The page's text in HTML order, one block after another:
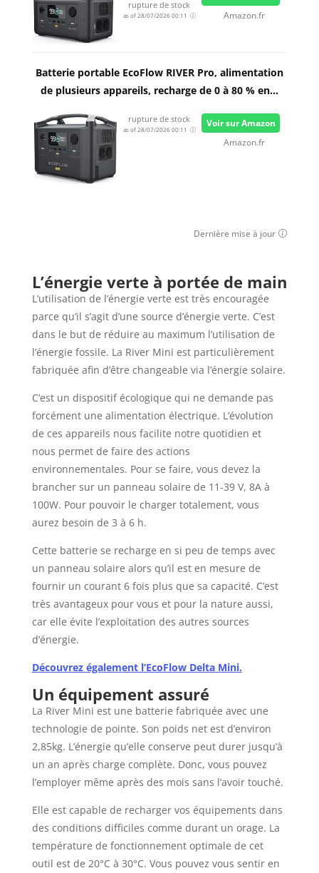
rupture de stock
as of 28/07/2026 00:11 Amazon.fr
Batterie portable EcoFlow RIVER Pro, alimentation
de plusieurs appareils, recharge de 0 à 80 % en...
rupture de stock
as of 28/07/2026 00:11
Voir sur Amazon
Amazon.fr
Dernière mise à jour
L’énergie verte à portée de main
L’utilisation de l’énergie verte est très encouragée
parce qu’il s’agit d’une source d’énergie verte. C’est
dans le but de réduire au maximum l’utilisation de
l’énergie fossile. La River Mini est particulièrement
fabriquée afin d’être changeable via l’énergie solaire.
C’est un dispositif écologique qui ne demande pas
forcément une alimentation électrique. L’évolution
de ces appareils nous facilite notre quotidien et
nous permet de faire des actions
environnementales. Pour se faire, vous devez la
brancher sur un panneau solaire de 11-39 V, 8A à
100W. Pour pouvoir le charger totalement, vous
aurez besoin de 3 à 6 h.
Cette batterie se recharge en si peu de temps avec
un panneau solaire alors qu’il est en mesure de
fournir un courant 6 fois plus que sa capacité. C’est
très avantageux pour vous et pour la nature aussi,
car elle évite l’exploitation des autres sources
d’énergie.
Découvrez également l’EcoFlow Delta Mini.
Un équipement assuré
La River Mini est une batterie fabriquée avec une
technologie de pointe. Son poids net est d’environ
2,85kg. L’énergie qu’elle conserve peut durer jusqu’à
un an après charge complète. Donc, vous pouvez
l’employer même après des mois sans l’avoir touché.
Elle est capable de recharger vos équipements dans
des conditions difficiles comme durant un orage. La
température de fonctionnement optimale de cet
outil est de 20°C à 30°C. Vous pouvez vous sentir en